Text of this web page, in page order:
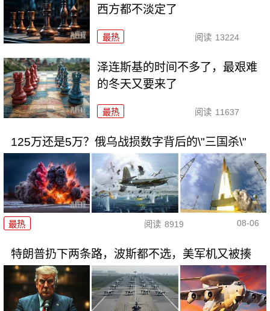
西方都不淡定了
最热 阅读 13224
泽连斯基的时间不多了，最艰难
的冬天又要来了
最热 阅读 11637
125万还是5万？俄乌战损数字背后的\"三国杀\"
最热 阅读 8919 08-06
特朗普扔下两条路，波斯都不选，美军机又被揍